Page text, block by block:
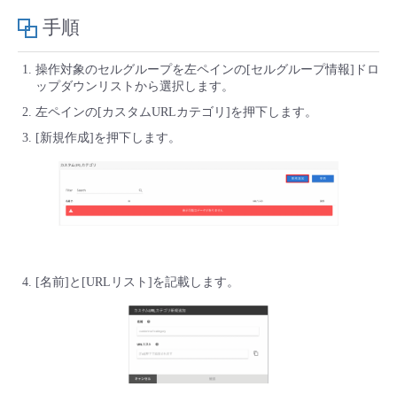
モニタリング/監査
サポート
IoT
モニタリング/監査
クラウド/サーバー
ネットワーク
すべてのメニューを見る
- 管理機能
■ セットアップガイド
- 新規お申し込み方法
- 初期設定・確認
- 登録情報の管理
- APIリファレンス
- バックアップ
- セキュリティ・監査
- ITインフラストラクチャー
故障/メンテナンス情報
サービス稼働状況
パートナー
販売パートナー向けプログラム
協業パートナー
トレーニング/操作動画
脱炭素化
手順
操作対象のセルグループを左ペインの[セルグループ情報]ドロ
ップダウンリストから選択します。
左ペインの[カスタムURLカテゴリ]を押下します。
[新規作成]を押下します。
[名前]と[URLリスト]を記載します。